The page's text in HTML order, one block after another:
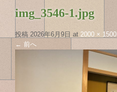
img_3546-1.jpg
投稿2026年6月9日 at 2000 × 1500
← 前へ